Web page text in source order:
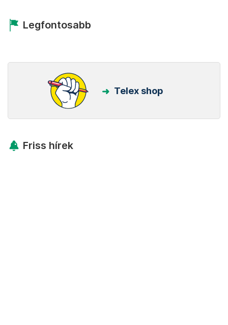
Legfontosabb
Telex shop
Friss hírek